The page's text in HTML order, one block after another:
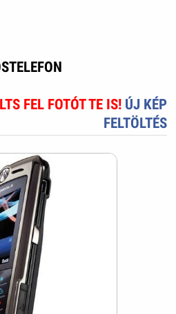
FEL FOTÓT TE IS! ÚJ KÉP
FELTÖLTÉS